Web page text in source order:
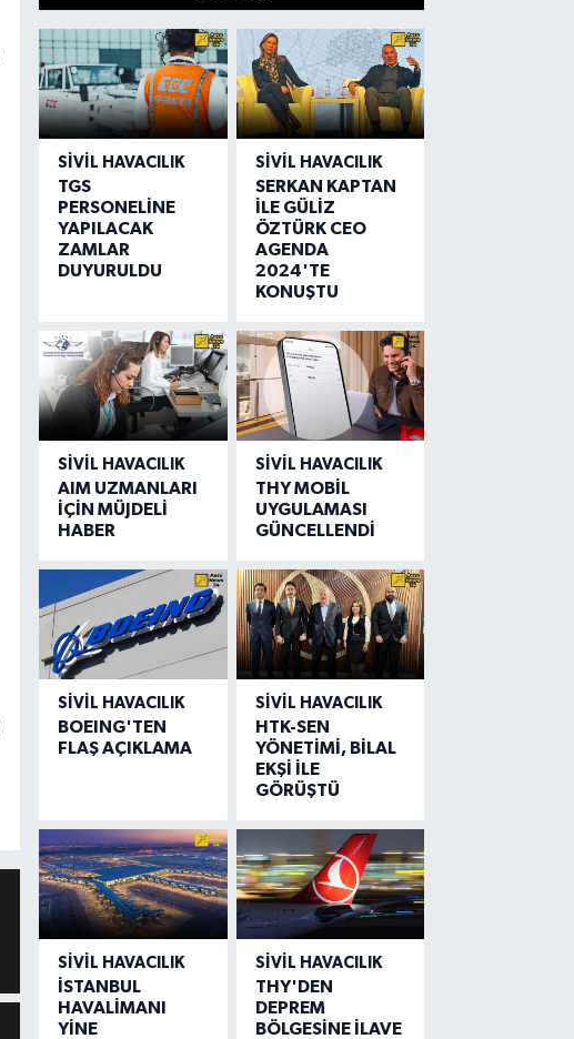
SIVIL HAVACILIK
TGS
PERSONELİNE
YAPILACAK
ZAMLAR
DUYURULDU
SIVIL HAVACILIK
SERKAN KAPTAN
İLE GÜLİZ
ÖZTÜRK CEO
AGENDA
2024'TE
KONUŞTU
SIVIL HAVACILIK
AIM UZMANLARI
İÇİN MÜJDELİ
HABER
SIVIL HAVACILIK
THY MOBİL
UYGULAMASI
GÜNCELLENDİ
SIVIL HAVACILIK
BOEING'TEN
FLAŞ AÇIKLAMA
SIVIL HAVACILIK
HTK-SEN
YÖNETİMİ, BİLAL
EKŞİ İLE
GÖRÜŞTÜ
SIVIL HAVACILIK
İSTANBUL
HAVALİMANI
YİNE
SIVIL HAVACILIK
THY'DEN
DEPREM
BÖLGESİNE İLAVE